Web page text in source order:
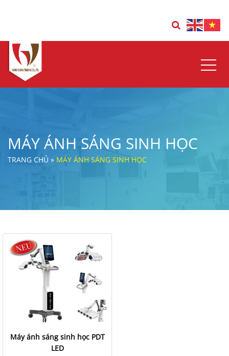
MÁY ÁNH SÁNG SINH HỌC
TRANG CHỦ » MÁY ÁNH SÁNG SINH HỌC
Máy ánh sáng sinh học PDT
LED